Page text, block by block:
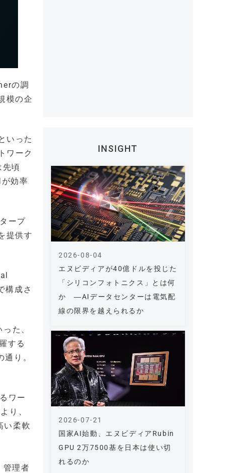
の調
模の企
いった
ワーク
先頃
効率
ープ
提供す
構成さ
た、
する
り。
ワー
り、
い柔軟
管理者
INSIGHT
エヌビディアが40億ドルを投じた
「シリコンフォトニクス」とは何
か ―AIデータセンターは電気配
線の限界を越えられるか
2026-08-04
国家AI始動、エヌビディアRubin
GPU 2万7500基を日本は使い切
れるのか
2026-07-21